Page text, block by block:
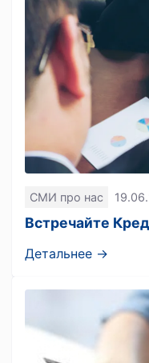
СМИ про нас
Встречайте
Детальнее →